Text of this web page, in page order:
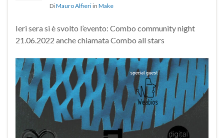
DiMauro Alfieri in Make
Ieri sera si è svolto l’evento: Combo community night
21.06.2022 anche chiamata Combo all stars